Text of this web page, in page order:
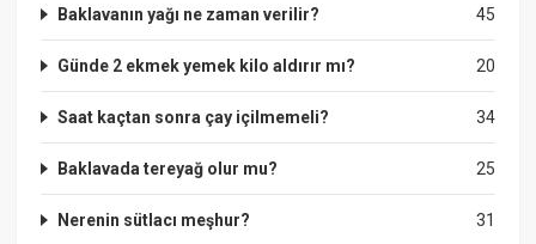
45
Baklavanın yağı ne zaman verilir?
20
Günde 2 ekmek yemek kilo aldırır mı?
34
Saat kaçtan sonra çay içilmemeli?
25
Baklavada tereyağ olur mu?
31
Nerenin sütlacı meşhur?